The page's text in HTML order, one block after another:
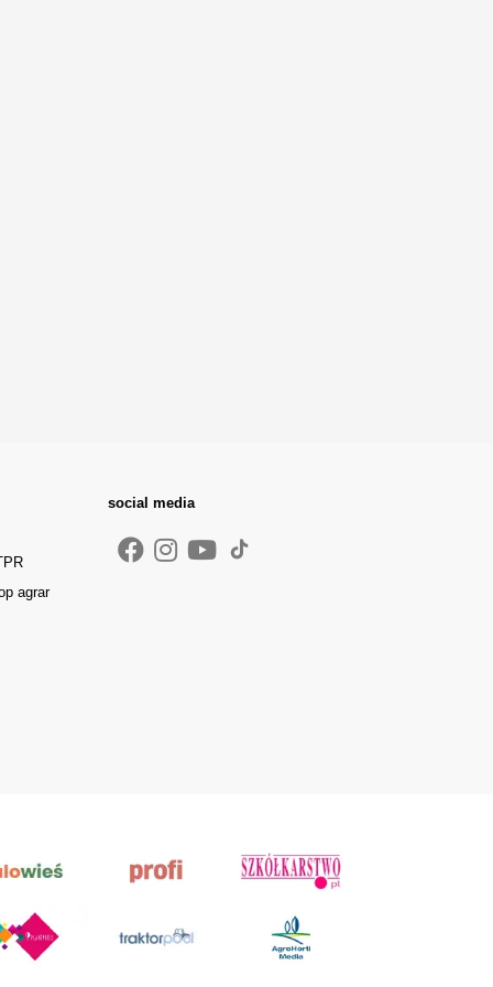
agrar
social media